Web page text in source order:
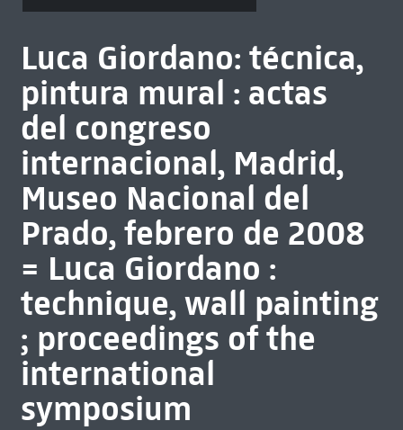
Luca Giordano: técnica,
pintura mural : actas
del congreso
internacional, Madrid,
Museo Nacional del
Prado, febrero de 2008
= Luca Giordano :
technique, wall painting
; proceedings of the
international
symposium